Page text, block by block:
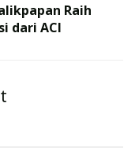
Raih
dari ACI